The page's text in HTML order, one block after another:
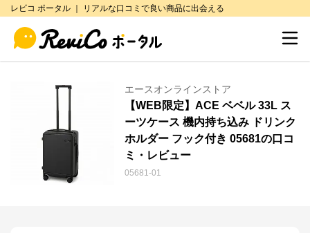
レビコ ポータル ｜ リアルな口コミで良い商品に出会える
エースオンラインストア
【WEB限定】ACE ベベル 33L ス
ーツケース 機内持ち込み ドリンク
ホルダー フック付き 05681の口コ
ミ・レビュー
05681-01